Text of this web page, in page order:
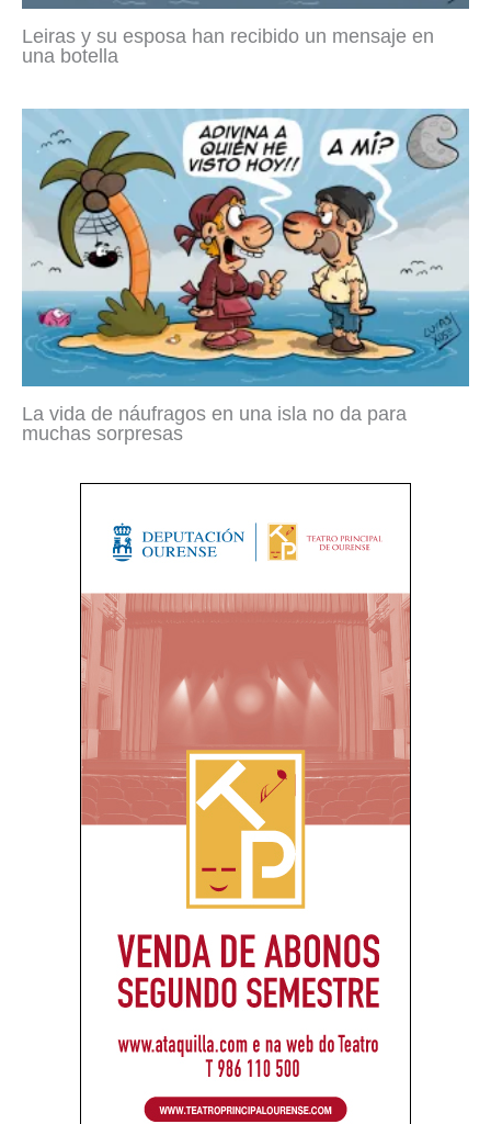
Leiras y su esposa han recibido un mensaje en
una botella
La vida de náufragos en una isla no da para
muchas sorpresas